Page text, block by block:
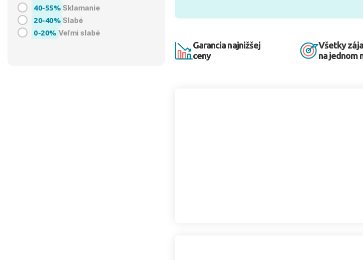
40-55% Sklamanie
20-40% Slabé
0-20% Veľmi slabé
Garancia najnižšej
ceny
Všetky
na jednom